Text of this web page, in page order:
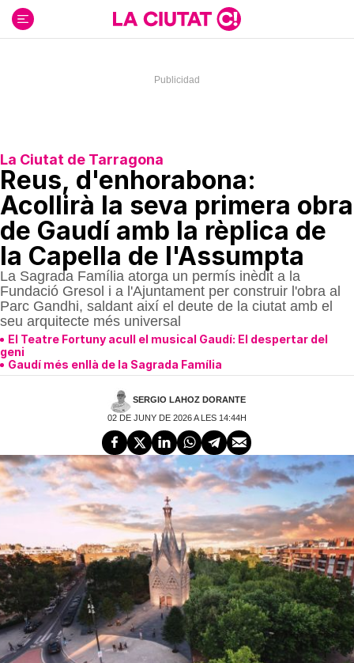
contenido
La Ciutat de Tarragona
Reus, d'enhorabona:
Acollirà la seva primera obra
de Gaudí amb la rèplica de
la Capella de l'Assumpta
La Sagrada Família atorga un permís inèdit a la
Fundació Gresol i a l'Ajuntament per construir l'obra al
Parc Gandhi, saldant així el deute de la ciutat amb el
seu arquitecte més universal
El Teatre Fortuny acull el musical Gaudí: El despertar del
geni
Gaudí més enllà de la Sagrada Família
SERGIO LAHOZ DORANTE
02 DE JUNY DE 2026 A LES 14:44H